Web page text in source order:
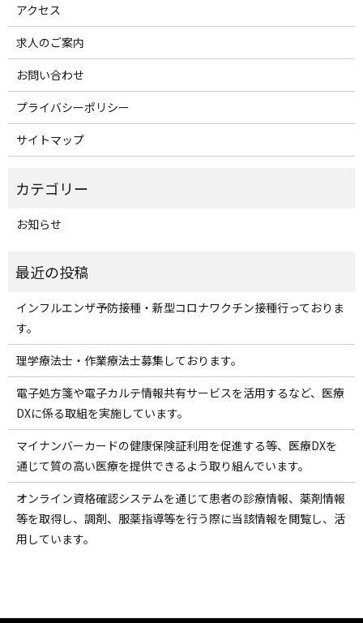
アクセス
求人のご案内
お問い合わせ
プライバシーポリシー
サイトマップ
お知らせ
インフルエンザ予防接種・新型コロナワクチン接種行っておりま
す。
理学療法士・作業療法士募集しております。
電子処方箋や電子カルテ情報共有サービスを活用するなど、医療
DXに係る取組を実施しています。
マイナンバーカードの健康保険証利用を促進する等、医療DXを
通じて質の高い医療を提供できるよう取り組んでいます。
オンライン資格確認システムを通じて患者の診療情報、薬剤情報
等を取得し、調剤、服薬指導等を行う際に当該情報を閲覧し、活
用しています。